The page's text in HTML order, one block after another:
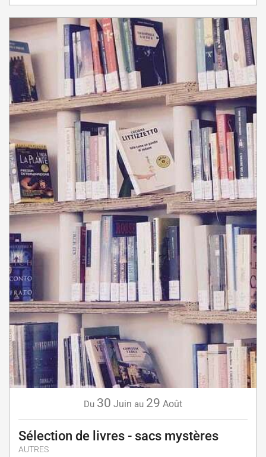
Du 30 Juin au 29 Août
Sélection de livres - sacs mystères
AUTRES